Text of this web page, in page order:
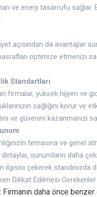
ve enerji tasarrufu
açısından da avantajlar
optimize etmenizi
Standartları
firmalar, yüksek hijyen ve
sağlığını korur ve
ve güvenini kazanmanızı
temasına ve genel
sunumların daha
ilgisini çekerek standınızda
Dikkat Edilmesi Gerekenler
Firmanın daha önce